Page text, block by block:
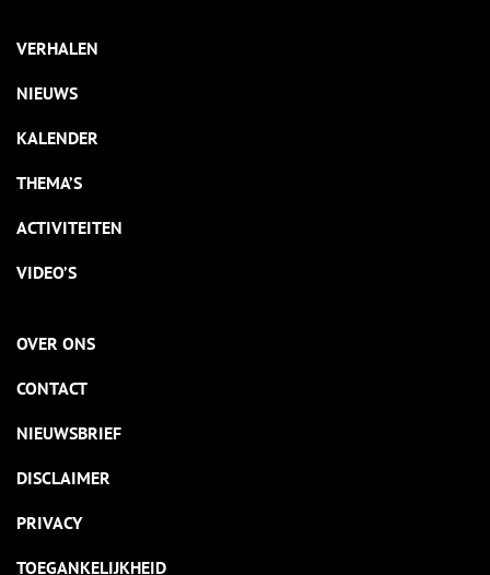
VERHALEN
NIEUWS
KALENDER
THEMA’S
ACTIVITEITEN
VIDEO’S
OVER ONS
CONTACT
NIEUWSBRIEF
DISCLAIMER
PRIVACY
TOEGANKELIJKHEID